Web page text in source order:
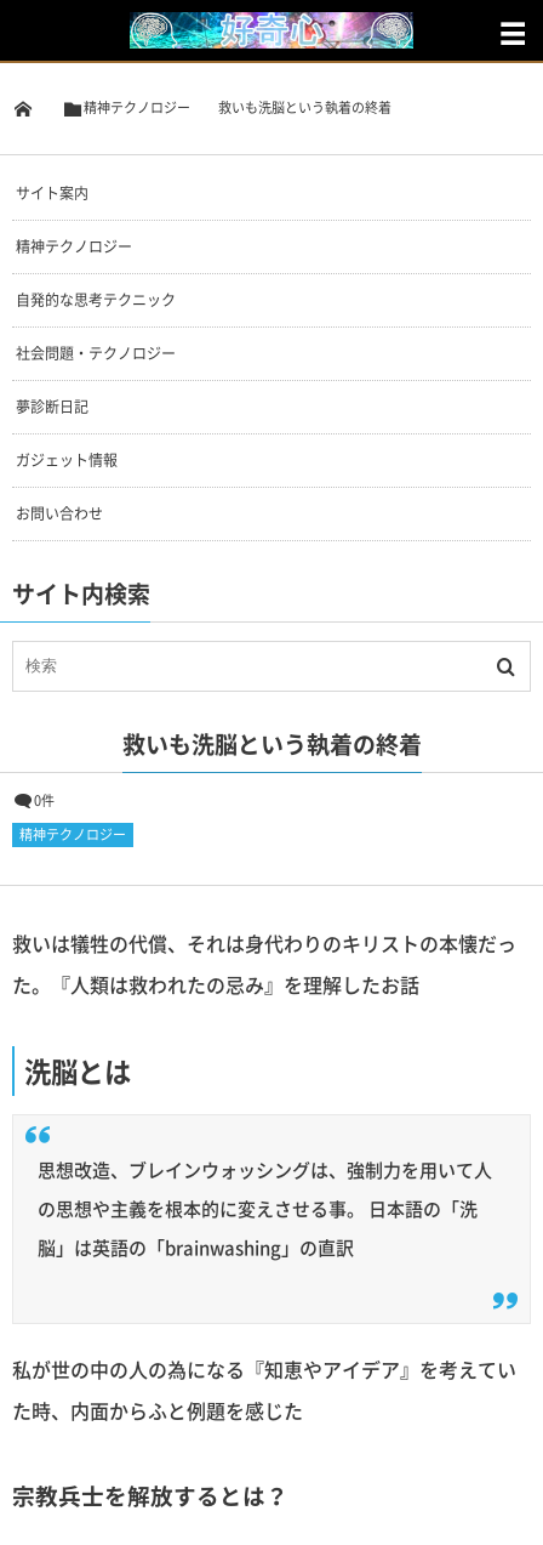
精神テクノロジー 救いも洗脳という執着の終着
サイト案内
精神テクノロジー
自発的な思考テクニック
社会問題・テクノロジー
夢診断日記
ガジェット情報
お問い合わせ
サイト内検索
救いも洗脳という執着の終着
0件
精神テクノロジー
救いは犠牲の代償、それは身代わりのキリストの本懐だっ
た。『人類は救われたの忌み』を理解したお話
洗脳とは
思想改造、ブレインウォッシングは、強制力を用いて人
の思想や主義を根本的に変えさせる事。 日本語の「洗
脳」は英語の「brainwashing」の直訳
私が世の中の人の為になる『知恵やアイデア』を考えてい
た時、内面からふと例題を感じた
宗教兵士を解放するとは？